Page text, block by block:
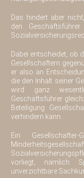
Das hindert aber
den
Dabei entscheidet, ob
Gesellschaftern
er also an
die den Inhalt seiner
wird ganz
Geschäftsführer
Beteiligung
verhindern kann.
Ein
vorliegt, nämlich
unverzichtbare